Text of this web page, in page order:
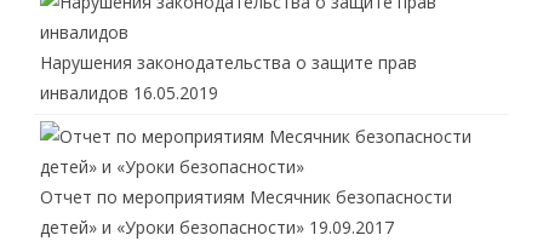
Нарушения законодательства о защите прав
инвалидов 16.05.2019
Отчет по мероприятиям Месячник безопасности
детей» и «Уроки безопасности» 19.09.2017